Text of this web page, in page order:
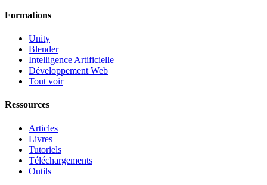
Formations
Unity
Blender
Intelligence Artificielle
Développement Web
Tout voir
Ressources
Articles
Livres
Tutoriels
Téléchargements
Outils